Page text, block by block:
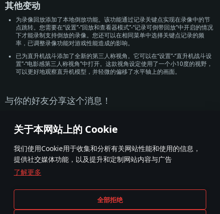
关于本网站上的 Cookie
我们使用Cookie用于收集和分析有关网站性能和使用的信息，
提供社交媒体功能，以及提升和定制网站内容与广告
了解更多
全部拒绝
其他变动
为录像回放添加了本地倒放功能。该功能通过记录关键点实现在录像中的节
点跳转。您需要在“设置”-“回放和查看器模式”-“记录可倒带回放”中开启的情况
下才能录制支持倒放的录像。您还可以在相同菜单中选择关键点记录的频
率，已调整录像功能对游戏性能造成的影响。
已为直升机战斗添加了全新的第三人称视角。它可以在“设置”-“直升机战斗设
置”-“电影感第三人称视角”中打开。这款视角设定使用了一个小10度的视野，
可以更好地观察直升机模型，并轻微的偏移了水平轴上的画面。
与你的好友分享这个消息！